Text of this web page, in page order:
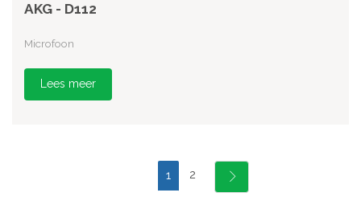
AKG - D112
Microfoon
Lees meer
1 2